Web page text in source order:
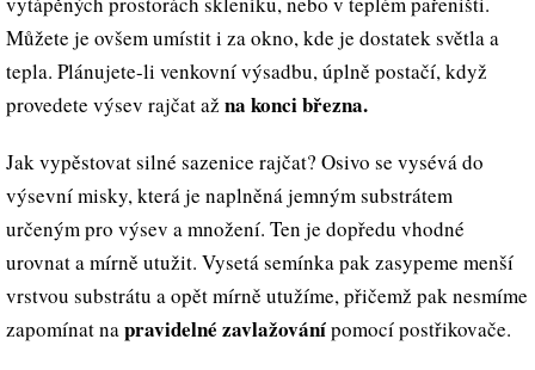
Můžete je ovšem umístit i za okno, kde je dostatek světla a
tepla. Plánujete-li venkovní výsadbu, úplně postačí, když
provedete výsev rajčat až na konci března.
Jak vypěstovat silné sazenice rajčat? Osivo se vysévá do
výsevní misky, která je naplněná jemným substrátem
určeným pro výsev a množení. Ten je dopředu vhodné
urovnat a mírně utužit. Vysetá semínka pak zasypeme menší
vrstvou substrátu a opět mírně utužíme, přičemž pak nesmíme
zapomínat napravidelné zavlažovánípomocí postřikovače.